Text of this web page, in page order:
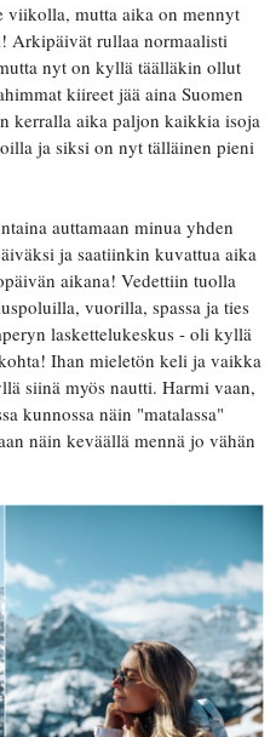
viikolla, mutta aika on mennyt
Arkipäivät rullaa normaalisti
nyt on kyllä täälläkin ollut
kiireet jää aina Suomen
kerralla aika paljon kaikkia isoja
ja siksi on nyt tälläinen pieni
auttamaan minua yhden
ja saatiinkin kuvattua aika
aikana! Vedettiin tuolla
vuorilla, spassa ja ties
laskettelukeskus - oli kyllä
Ihan mieletön keli ja vaikka
siinä myös nautti. Harmi vaan,
kunnossa näin "matalassa"
näin keväällä mennä jo vähän